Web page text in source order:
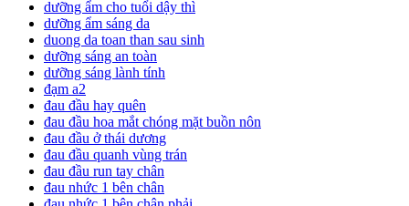
dưỡng ẩm cho tuổi dậy thì
dưỡng ẩm sáng da
duong da toan than sau sinh
dưỡng sáng an toàn
dưỡng sáng lành tính
đạm a2
đau đầu hay quên
đau đầu hoa mắt chóng mặt buồn nôn
đau đầu ở thái dương
đau đầu quanh vùng trán
đau đầu run tay chân
đau nhức 1 bên chân